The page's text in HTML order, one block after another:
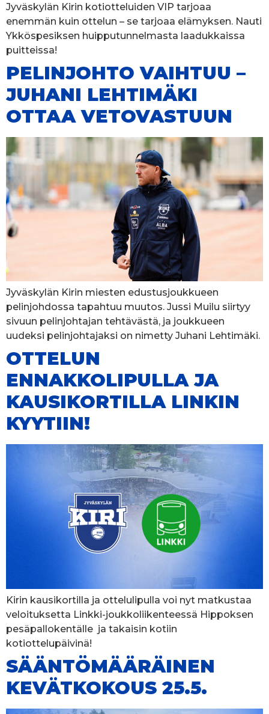
Jyväskylän Kirin kotiotteluiden VIP tarjoaa
enemmän kuin ottelun – se tarjoaa elämyksen. Nauti
Ykköspesiksen huipputunnelmasta laadukkaissa
puitteissa!
PELINJOHTO VAIHTUU –
JUHANI LEHTIMÄKI
OTTAA VETOVASTUUN
Jyväskylän Kirin miesten edustusjoukkueen
pelinjohdossa tapahtuu muutos. Jussi Muilu siirtyy
sivuun pelinjohtajan tehtävästä, ja joukkueen
uudeksi pelinjohtajaksi on nimetty Juhani Lehtimäki.
OTTELUN
ENNAKKOLIPULLA JA
KAUSIKORTILLA LINKIN
KYYTIIN!
Kirin kausikortilla ja ottelulipulla voi nyt matkustaa
veloituksetta Linkki-joukkoliikenteessä Hippoksen
pesäpallokentälle ja takaisin kotiin
kotiottelupäivinä!
SÄÄNTÖMÄÄRÄINEN
KEVÄTKOKOUS 25.5.